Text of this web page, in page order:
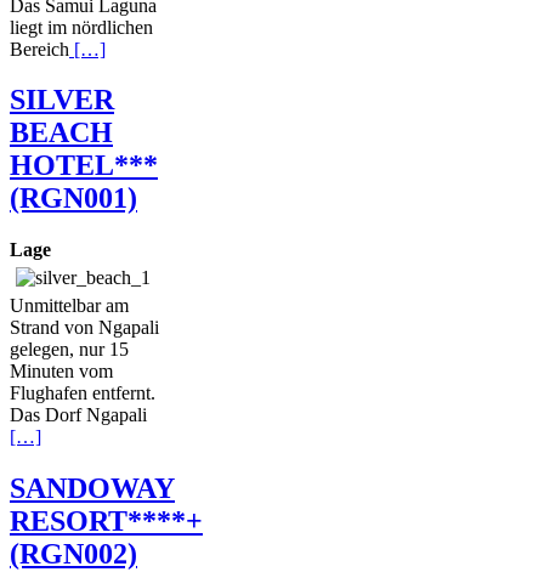
Das Samui Laguna
liegt im nördlichen
Bereich […]
SILVER
BEACH
HOTEL***
(RGN001)
Lage
Unmittelbar am
Strand von Ngapali
gelegen, nur 15
Minuten vom
Flughafen entfernt.
Das Dorf Ngapali
[…]
SANDOWAY
RESORT****+
(RGN002)